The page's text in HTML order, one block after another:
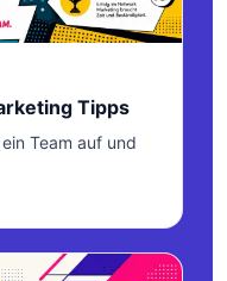
Tipps
Team auf und